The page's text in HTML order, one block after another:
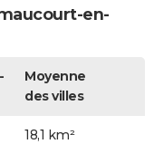
en-
Moyenne
des villes
18,1 km²